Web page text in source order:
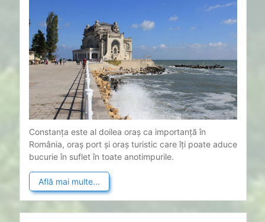
Constanța este al doilea oraș ca importanță în
România, oraș port și oraș turistic care îți poate aduce
bucurie în suflet în toate anotimpurile.
Află mai multe...